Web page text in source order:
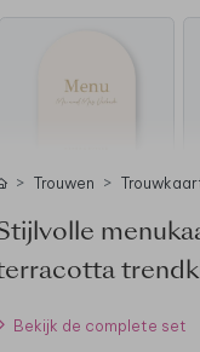
Trouwen
Bekijk de complete set